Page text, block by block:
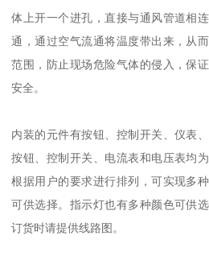
高、结构紧凑、流体阻力损失小的优点。